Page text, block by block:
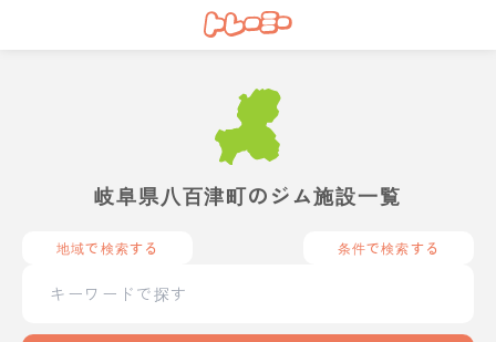
岐阜県八百津町のジム施設一覧
地域で検索する 条件で検索する